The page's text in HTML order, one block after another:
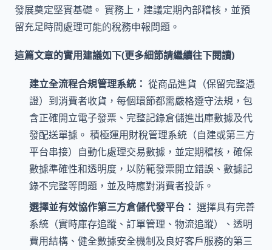
發展奠定堅實基礎。 實務上，建議定期內部稽核，並預
留充足時間處理可能的稅務申報問題。
這篇文章的實用建議如下(更多細節請繼續往下閱讀)
建立全流程合規管理系統： 從商品進貨（保留完整憑
證）到消費者收貨，每個環節都需嚴格遵守法規，包
含正確開立電子發票、完整記錄倉儲進出庫數據及代
發配送單據。 積極運用財稅管理系統（自建或第三方
平台串接）自動化處理交易數據，並定期稽核，確保
數據準確性和透明度，以防範發票開立錯誤、數據記
錄不完整等問題，並及時應對消費者投訴。
選擇並有效協作第三方倉儲代發平台： 選擇具有完善
系統（實時庫存追蹤、訂單管理、物流追蹤）、透明
費用結構、健全數據安全機制及良好客戶服務的第三